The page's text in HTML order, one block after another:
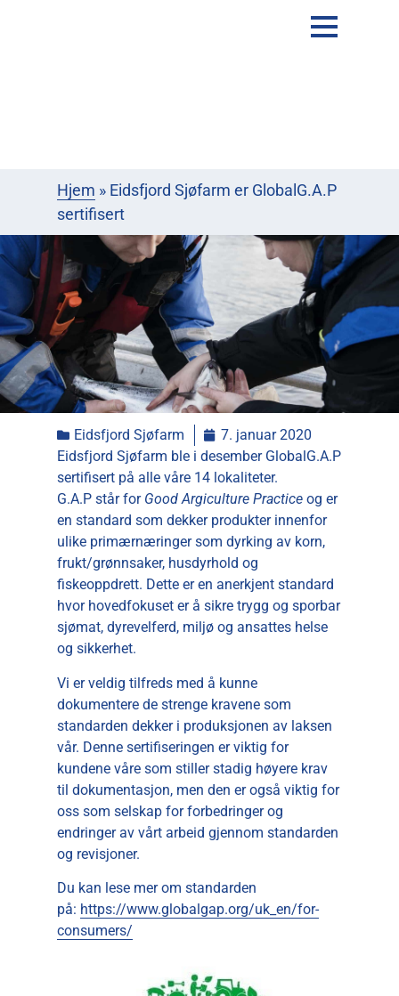
Hjem » Eidsfjord Sjøfarm er GlobalG.A.P
sertifisert
Eidsfjord Sjøfarm
7. januar 2020
Eidsfjord Sjøfarm ble i desember GlobalG.A.P
sertifisert på alle våre 14 lokaliteter.
G.A.P står for Good Argiculture Practice og er
en standard som dekker produkter innenfor
ulike primærnæringer som dyrking av korn,
frukt/grønnsaker, husdyrhold og
fiskeoppdrett. Dette er en anerkjent standard
hvor hovedfokuset er å sikre trygg og sporbar
sjømat, dyrevelferd, miljø og ansattes helse
og sikkerhet.
Vi er veldig tilfreds med å kunne
dokumentere de strenge kravene som
standarden dekker i produksjonen av laksen
vår. Denne sertifiseringen er viktig for
kundene våre som stiller stadig høyere krav
til dokumentasjon, men den er også viktig for
oss som selskap for forbedringer og
endringer av vårt arbeid gjennom standarden
og revisjoner.
Du kan lese mer om standarden
på: https://www.globalgap.org/uk_en/for-
consumers/